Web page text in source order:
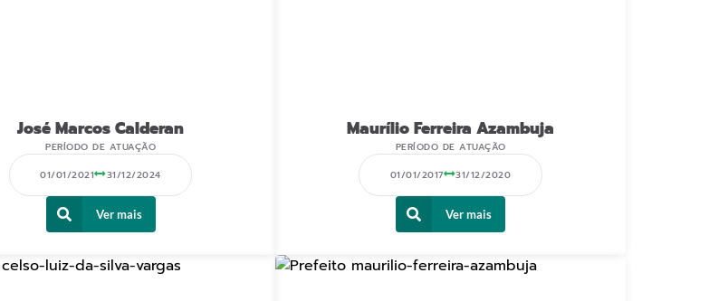
José Marcos Calderan
PERÍODO DE ATUAÇÃO
01/01/2021 31/12/2024
Ver mais
Maurílio Ferreira Azambuja
PERÍODO DE ATUAÇÃO
01/01/2017 31/12/2020
Ver mais